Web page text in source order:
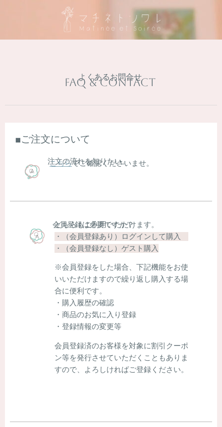
よくあるお問合せ
FAQ & Contact
■ご注文について
注文の流れを知りたい。
こちらでご確認くださいませ。
会員登録は必要ですか？
どちらもご利用いただけます。
・（会員登録あり）ログインして購入
・（会員登録なし）ゲスト購入
※会員登録をした場合、下記機能をお使
いいただけますので繰り返し購入する場
合に便利です。
・購入履歴の確認
・商品のお気に入り登録
・登録情報の変更等
会員登録済のお客様を対象に割引クーポ
ン等を発行させていただくこともありま
すので、よろしければご登録ください。